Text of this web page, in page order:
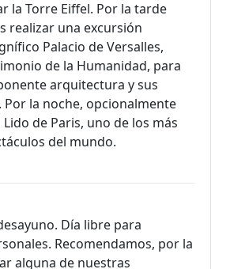
la Torre Eiffel. Por la tarde
realizar una excursión
Palacio de Versalles,
de la Humanidad, para
arquitectura y sus
Por la noche, opcionalmente
de Paris, uno de los más
del mundo.
Día libre para
Recomendamos, por la
alguna de nuestras